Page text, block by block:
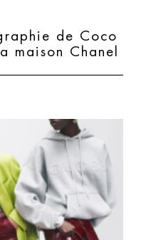
de Coco
maison Chanel